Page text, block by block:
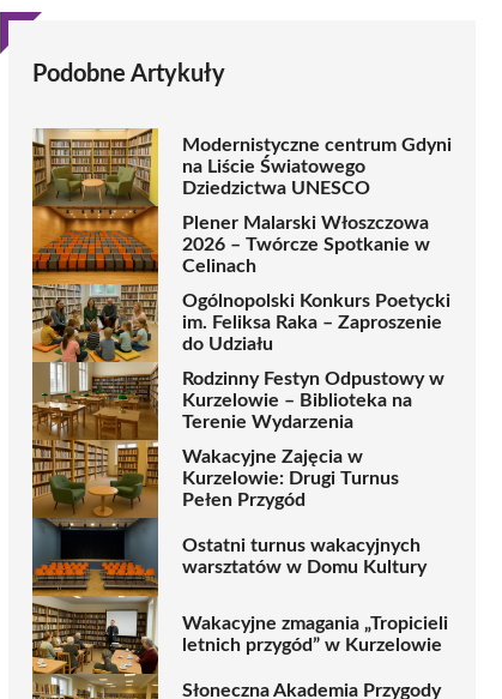
Podobne Artykuły
Modernistyczne centrum Gdyni
na Liście Światowego
Dziedzictwa UNESCO
Plener Malarski Włoszczowa
2026 – Twórcze Spotkanie w
Celinach
Ogólnopolski Konkurs Poetycki
im. Feliksa Raka – Zaproszenie
do Udziału
Rodzinny Festyn Odpustowy w
Kurzelowie – Biblioteka na
Terenie Wydarzenia
Wakacyjne Zajęcia w
Kurzelowie: Drugi Turnus
Pełen Przygód
Ostatni turnus wakacyjnych
warsztatów w Domu Kultury
Wakacyjne zmagania „Tropicieli
letnich przygód” w Kurzelowie
Słoneczna Akademia Przygody